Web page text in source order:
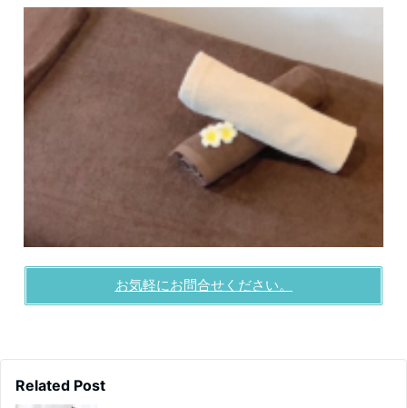
お気軽にお問合せください。
Related Post